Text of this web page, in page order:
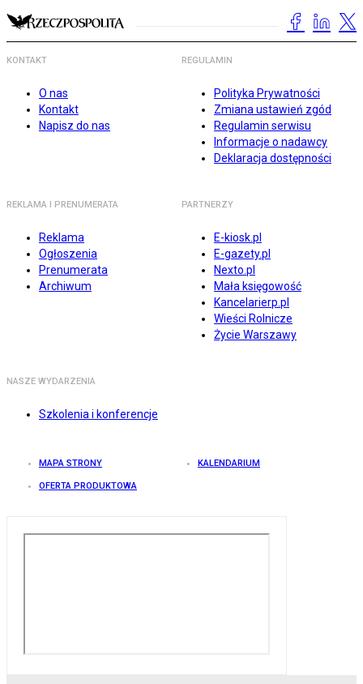
KONTAKT
O nas
Kontakt
Napisz do nas
REGULAMIN
Polityka Prywatności
Zmiana ustawień zgód
Regulamin serwisu
Informacje o nadawcy
Deklaracja dostępności
REKLAMA I PRENUMERATA
Reklama
Ogłoszenia
Prenumerata
Archiwum
PARTNERZY
E-kiosk.pl
E-gazety.pl
Nexto.pl
Mała księgowość
Kancelarierp.pl
Wieści Rolnicze
Życie Warszawy
NASZE WYDARZENIA
Szkolenia i konferencje
MAPA STRONY KALENDARIUM
OFERTA PRODUKTOWA